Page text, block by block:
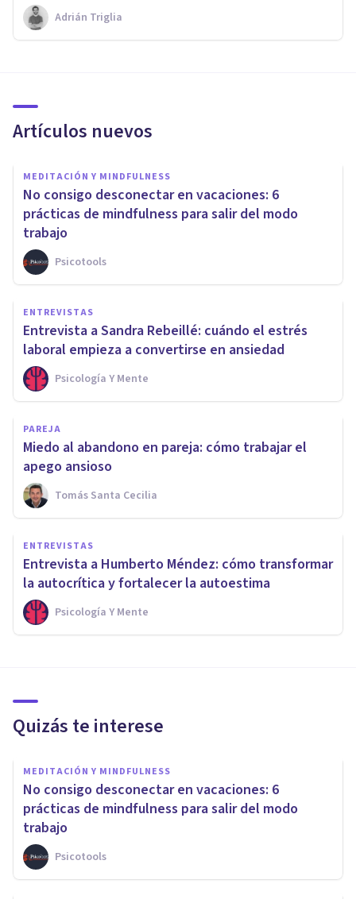
Adrián Triglia
Artículos nuevos
MEDITACIÓN Y MINDFULNESS
No consigo desconectar en vacaciones: 6
prácticas de mindfulness para salir del modo
trabajo
Psicotools
ENTREVISTAS
Entrevista a Sandra Rebeillé: cuándo el estrés
laboral empieza a convertirse en ansiedad
Psicología Y Mente
PAREJA
Miedo al abandono en pareja: cómo trabajar el
apego ansioso
Tomás Santa Cecilia
ENTREVISTAS
Entrevista a Humberto Méndez: cómo transformar
la autocrítica y fortalecer la autoestima
Psicología Y Mente
Quizás te interese
MEDITACIÓN Y MINDFULNESS
No consigo desconectar en vacaciones: 6
prácticas de mindfulness para salir del modo
trabajo
Psicotools